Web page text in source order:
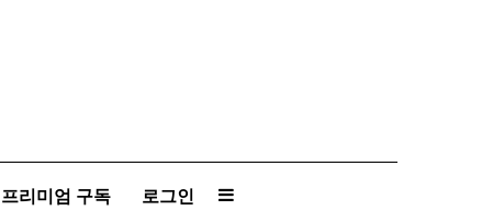
프리미엄 구독 로그인 Sidebar